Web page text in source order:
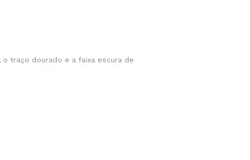
traço dourado e a faixa escura de